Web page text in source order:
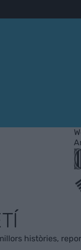
històries,